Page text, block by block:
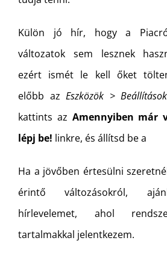
Külön jó hír, hogy a
változatok sem lesznek
ezért ismét le kell őket
előbb azEszközök >
kattints az Amennyiben már
lépj be! linkre, és állítsd be a
Ha a jövőben értesülni
érintő változásokról,
hírlevelemet, ahol
tartalmakkal jelentkezem.